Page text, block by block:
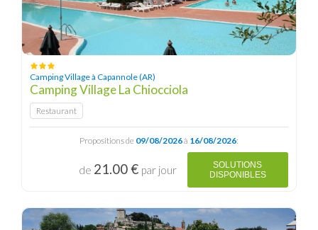
Camping Village à Capannole (AR)
Camping Village La Chiocciola
Restaurant
Propositions de 09/08/2026à 16/08/2026:
de 21.00 € par jour
SOLUTIONS
DISPONIBLES